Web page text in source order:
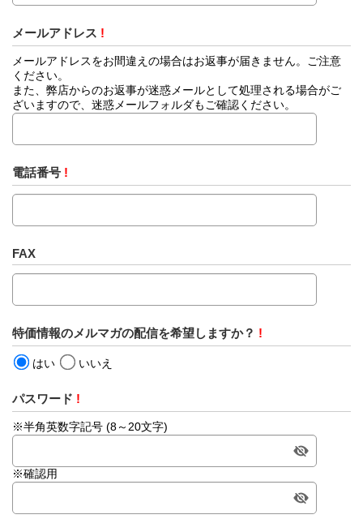
メールアドレス !
メールアドレスをお間違えの場合はお返事が届きません。ご注意
ください。
また、弊店からのお返事が迷惑メールとして処理される場合がご
ざいますので、迷惑メールフォルダもご確認ください。
電話番号 !
FAX
特価情報のメルマガの配信を希望しますか？ !
はい いいえ
パスワード !
※半角英数字記号 (8～20文字)
※確認用